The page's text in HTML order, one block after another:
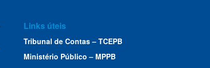
Links úteis
Tribunal de Contas – TCEPB
Ministério Público – MPPB